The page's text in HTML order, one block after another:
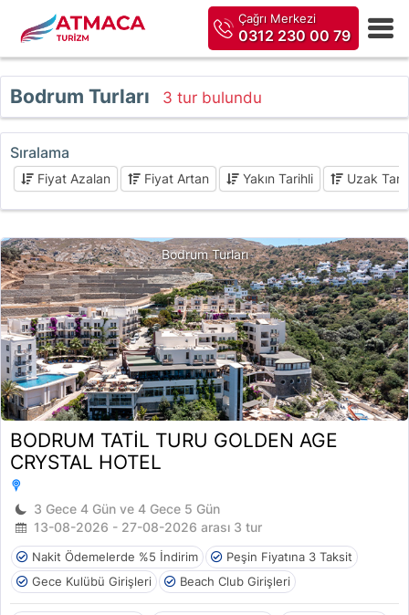
Çağrı Merkezi
0312 230 00 79
Bodrum Turları 3 tur bulundu
Sıralama
Fiyat Azalan Fiyat Artan Yakın Tarihli Uzak
Bodrum Turları
BODRUM TATİL TURU GOLDEN AGE
CRYSTAL HOTEL
3 Gece 4 Gün ve 4 Gece 5 Gün
13-08-2026 - 27-08-2026 arası 3 tur
Nakit Ödemelerde %5 İndirim
Peşin Fiyatına 3 Taksit
Gece Kulübü Girişleri
Beach Club Girişleri